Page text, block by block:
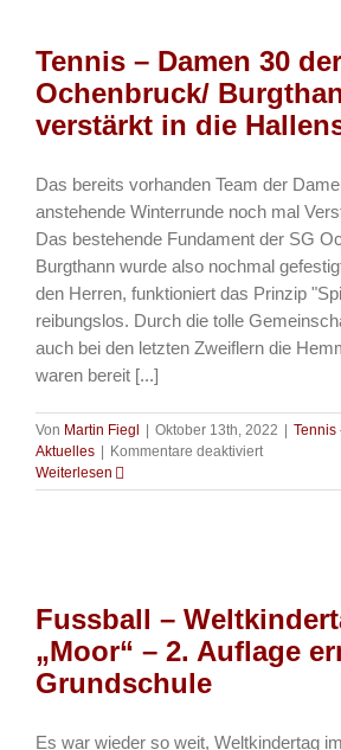
bei
Tennis – Damen 30
Ochenbruck/
verstärkt in die
Das bereits vorhanden Team der
anstehende Winterrunde noch mal
Das bestehende Fundament der SG
Burgthann wurde also nochmal
den Herren, funktioniert das Prinzip
reibungslos. Durch die tolle
auch bei den letzten Zweiflern die
waren bereit [...]
Von Martin Fiegl Oktober 13th, 2022
Tennis
Aktuelles
Kommentare deaktiviertfür
–
Burgthann
starten
verstärkt
Weiterlesen
Fussball –
„Moor“ – 2. Auflage
Grundschule
Es war wieder so weit, Weltkindertag